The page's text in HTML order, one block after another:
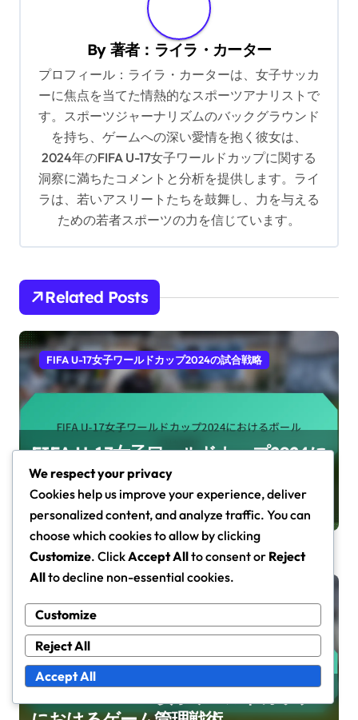
By 著者：ライラ・カーター
プロフィール：ライラ・カーターは、女子サッカ
ーに焦点を当てた情熱的なスポーツアナリストで
す。スポーツジャーナリズムのバックグラウンド
を持ち、ゲームへの深い愛情を抱く彼女は、
2024年のFIFA U-17女子ワールドカップに関する
洞察に満ちたコメントと分析を提供します。ライ
ラは、若いアスリートたちを鼓舞し、力を与える
ための若者スポーツの力を信じています。
Related Posts
FIFA U-17女子ワールドカップ2024の試合戦略
FIFA U-17女子ワールドカップ2024に
おけるボール保持戦略
著者：ライラ・カーター Feb 5, 2026
FIFA U-17女子ワールドカップ2024の試合戦略
We respect your privacy
Cookies help us improve your experience, deliver
personalized content, and analyze traffic. You can
choose which cookies to allow by clicking
Customize. ClickAccept Allto consent or Reject
Allto decline non-essential cookies.
Customize
Reject All
Accept All